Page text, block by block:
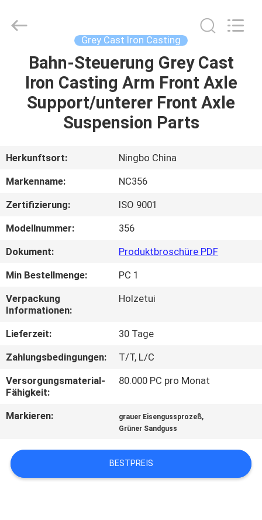
HAUSE
PRODUKTE
VIDEOS
UNS
WERKSBESICHTIGUNG
QUALITÄTSKONTROLLE
KONTAKT
UNS
NEUIGKEITEN
ANGEBOT
Foundry
CO.,LTD.
Grey Cast Iron Casting
Bahn-Steuerung Grey Cast
Iron Casting Arm Front Axle
Support/unterer Front Axle
Suspension Parts
Herkunftsort:
Ningbo China
Markenname:
NC356
Zertifizierung:
ISO 9001
Modellnummer:
356
Dokument:
Produktbroschüre PDF
Min Bestellmenge:
PC 1
Verpackung
Informationen:
Holzetui
Lieferzeit:
30 Tage
Zahlungsbedingungen:
T/T, L/C
Versorgungsmaterial-
Fähigkeit:
80.000 PC pro Monat
Markieren: grauer Eisengussprozeß,
Grüner Sandguss
BESTPREIS